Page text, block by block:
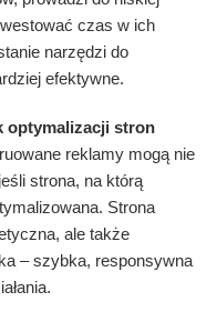
czas w ich
narzędzi do
efektywne.
optymalizacji stron
reklamy mogą nie
strona, na którą
Strona
ale także
– szybka, responsywna